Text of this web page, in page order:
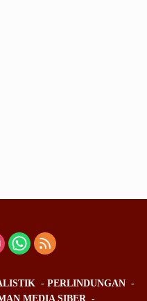
PERLINDUNGAN
MEDIA SIBER